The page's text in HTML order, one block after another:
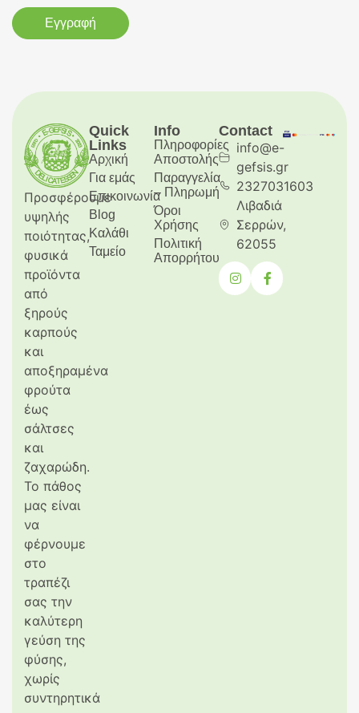
Εγγραφή
Προσφέρουμε
υψηλής
ποιότητας,
φυσικά
προϊόντα
από
ξηρούς
καρπούς
και
αποξηραμένα
φρούτα
έως
σάλτσες
και
ζαχαρώδη.
Το πάθος
μας είναι
να
φέρνουμε
στο
τραπέζι
σας την
καλύτερη
γεύση της
φύσης,
χωρίς
συντηρητικά
Quick
Links
Αρχική
Για εμάς
Επικοινωνία
Blog
Καλάθι
Ταμείο
Info
Πληροφορίες
Aποστολής
Παραγγελία
– Πληρωμή
Όροι
Χρήσης
Πολιτική
Απορρήτου
Contact
info@e-
gefsis.gr
2327031603
Λιβαδιά
Σερρών,
62055